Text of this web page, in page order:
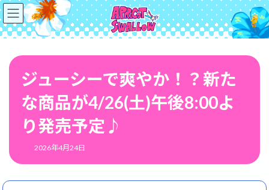
コ
ン
テ
ン
ナ
ビ
ゲ
ー
ジューシーで爽やか！？新た
な商品が4/26(土)午後8:00よ
り発売予定♪
2026年4月24日